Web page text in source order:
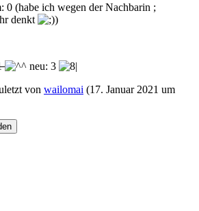
0 (habe ich wegen der Nachbarin ;
denkt
)
neu: 3
von wailomai (17. Januar 2021 um